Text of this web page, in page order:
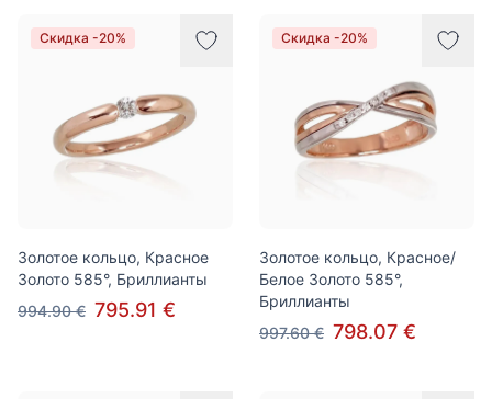
Скидка -20%
Золотое кольцо, Красное
Золото 585°, Бриллианты
994.90 € 795.91 €
Скидка -20%
Золотое кольцо, Красное/
Белое Золото 585°,
Бриллианты
997.60 € 798.07 €